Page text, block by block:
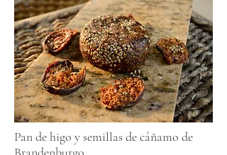
Pan de higo y semillas de cáñamo de